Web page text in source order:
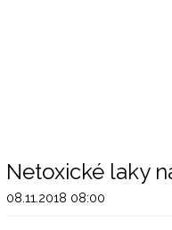
Netoxické laky
08.11.2018 08:00